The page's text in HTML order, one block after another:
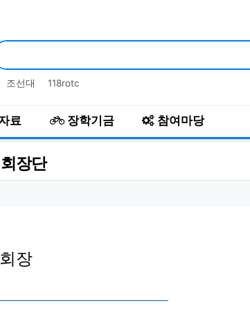
인기검색어
조선대 118rotc
료 장학기금 참여마당
장단
장